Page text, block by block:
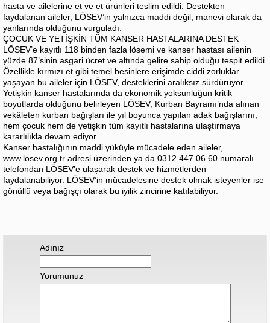
hasta ve ailelerine et ve et ürünleri teslim edildi. Destekten
faydalanan aileler, LÖSEV’in yalnızca maddi değil, manevi olarak da
yanlarında olduğunu vurguladı.
ÇOCUK VE YETİŞKİN TÜM KANSER HASTALARINA DESTEK
LÖSEV’e kayıtlı 118 binden fazla lösemi ve kanser hastası ailenin
yüzde 87’sinin asgari ücret ve altında gelire sahip olduğu tespit edildi.
Özellikle kırmızı et gibi temel besinlere erişimde ciddi zorluklar
yaşayan bu aileler için LÖSEV, desteklerini aralıksız sürdürüyor.
Yetişkin kanser hastalarında da ekonomik yoksunluğun kritik
boyutlarda olduğunu belirleyen LÖSEV; Kurban Bayramı’nda alınan
vekâleten kurban bağışları ile yıl boyunca yapılan adak bağışlarını,
hem çocuk hem de yetişkin tüm kayıtlı hastalarına ulaştırmaya
kararlılıkla devam ediyor.
Kanser hastalığının maddi yüküyle mücadele eden aileler,
www.losev.org.tr adresi üzerinden ya da 0312 447 06 60 numaralı
telefondan LÖSEV’e ulaşarak destek ve hizmetlerden
faydalanabiliyor. LÖSEV’in mücadelesine destek olmak isteyenler ise
gönüllü veya bağışçı olarak bu iyilik zincirine katılabiliyor.
Adınız
Yorumunuz